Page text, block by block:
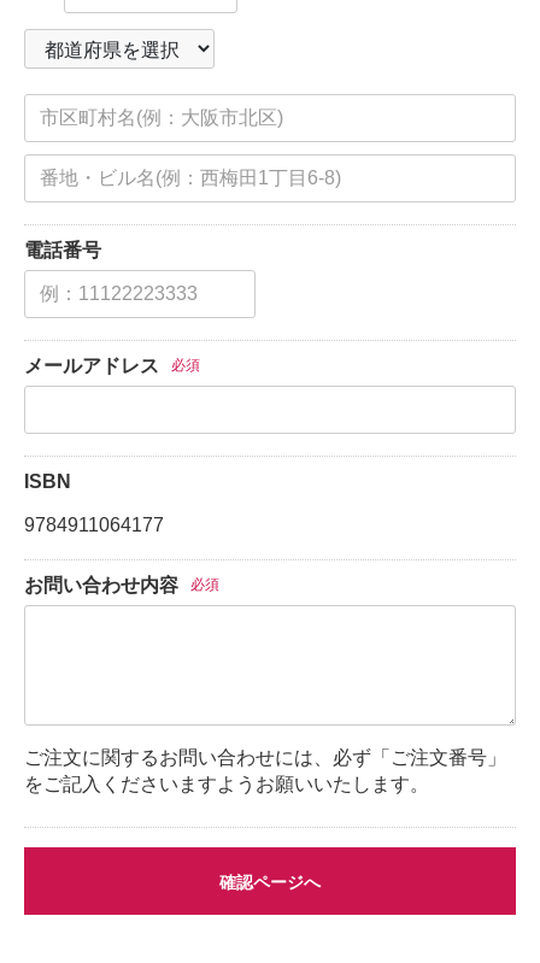
電話番号
メールアドレス 必須
ISBN
9784911064177
お問い合わせ内容 必須
ご注文に関するお問い合わせには、必ず「ご注文番号」
をご記入くださいますようお願いいたします。
確認ページへ